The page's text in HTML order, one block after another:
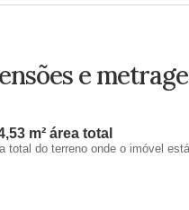
e
m² área total
total do terreno onde o imóvel